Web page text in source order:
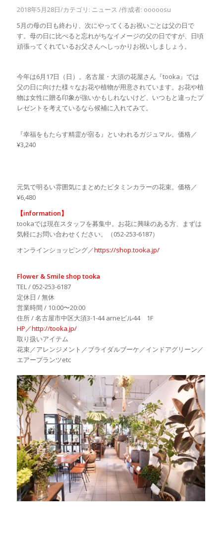
2018年5月28日/カテゴリ: ニュース /作成者: ooooosu
5月の母の日も終わり、次にやってくるお祝いごとは父の日で
す。母の日に比べると忘れがちなイメージの父の日ですが、日頃
頑張ってくれているお父さんへしっかりお祝いしましょう。
今年は6月17日（日）。名古屋・大須の花屋さん『tooka』では
父の日に向けた様々なお花や植物が用意されています。お花や植
物は女性に贈る印象が強いかもしれないけど、いつもと違ったプ
レゼントを考えているなら候補に入れてみて。
『幸福をもたらす精霊が宿る』といわれるガジュマル。価格／
¥3,240
元気で明るい雰囲気にまとめたビタミンカラーの花束。価格／
¥6,480
【information】
tookaでは現在スタッフを募集中。お花に興味のある方、まずは
気軽にお問い合わせください。（052-253-6187）
オンラインショッピング／https://shop.tooka.jp/
Flower & Smile shop tooka
TEL / 052-253-6187
定休日 / 無休
営業時間 / 10:00〜20:00
住所 / 名古屋市中区大須3-1-44 arneビル44 1F
HP／http://tooka.jp/
取り扱いアイテム
花束／アレンジメント／ブライダルブーケ／インドアグリーン／
エアープランツetc